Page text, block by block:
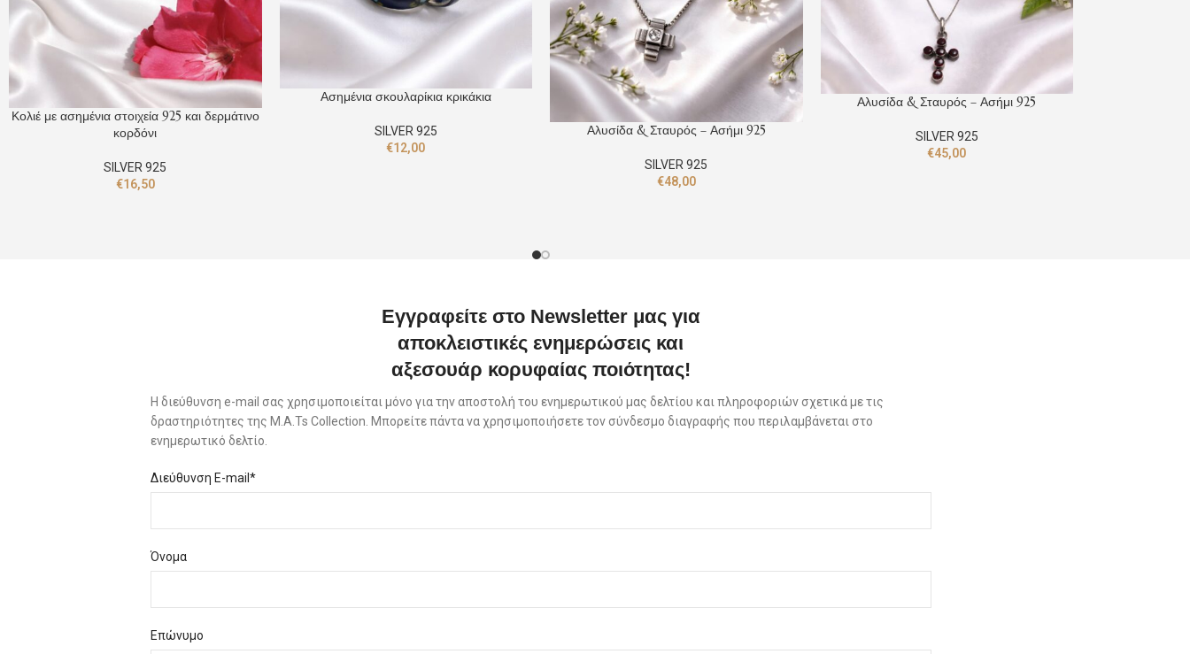
Κολιέ με ασημένια στοιχεία 925 και δερμάτινο
κορδόνι
SILVER 925
€16,50
Ασημένια σκουλαρίκια κρικάκια
SILVER 925
€12,00
Αλυσίδα & Σταυρός – Ασήμι 925
SILVER 925
€48,00
Αλυσίδα & Σταυρός – Ασήμι 925
SILVER 925
€45,00
Εγγραφείτε στο Newsletter μας για
αποκλειστικές ενημερώσεις και
αξεσουάρ κορυφαίας ποιότητας!
Η διεύθυνση e-mail σας χρησιμοποιείται μόνο για την αποστολή του ενημερωτικού μας δελτίου και πληροφοριών σχετικά με τις
δραστηριότητες της M.A.Ts Collection. Μπορείτε πάντα να χρησιμοποιήσετε τον σύνδεσμο διαγραφής που περιλαμβάνεται στο
ενημερωτικό δελτίο.
Διεύθυνση E-mail*
Όνομα
Επώνυμο